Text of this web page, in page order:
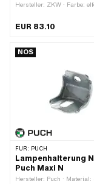
Hersteller: ZKW · Farbe:
EUR 83.10
NOS
FÜR: PUCH
Lampenhalterung
Puch Maxi N
Hersteller: Puch · Material: